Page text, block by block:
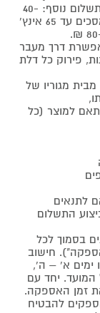
הובלה לכל קומה נוספת בתוך הבית כרוכה בתשלום נוסף: 40-
50 ₪ למוצר לבן, 60-80 ₪ למקרר/מקפיא, מסכים עד 65 אינץ'
דרך מעבר
פירוק כל דלת
העולה על 50 מטרים מבית מגוריו של
למוצר (כל
לתנאים
התשלום
בסמוך לכל
חישוב
ימים א' – ה',
המועד. יחד עם
זמן האספקה.
להבטיח